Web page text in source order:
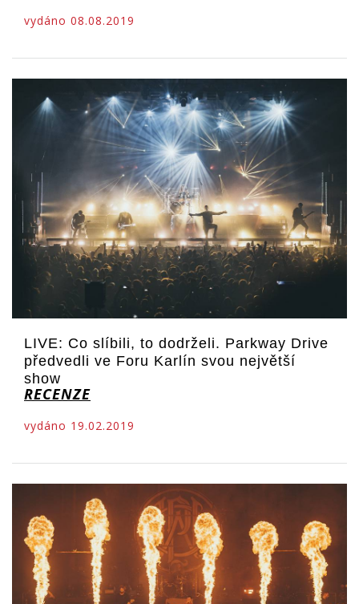
vydáno 08.08.2019
LIVE: Co slíbili, to dodrželi. Parkway Drive
předvedli ve Foru Karlín svou největší
show
RECENZE
vydáno 19.02.2019